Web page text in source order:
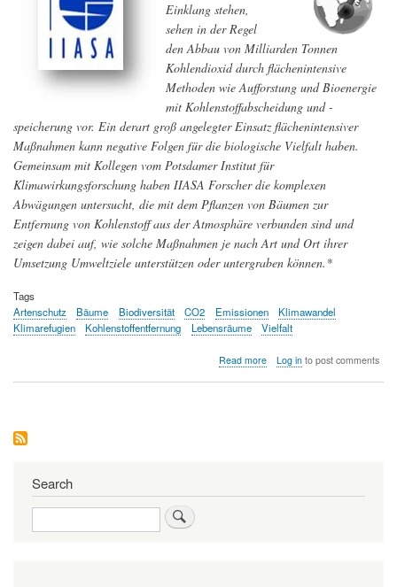
Einklang stehen,
sehen in der Regel
den Abbau von Milliarden Tonnen
Kohlendioxid durch flächenintensive
Methoden wie Aufforstung und Bioenergie
mit Kohlenstoffabscheidung und -
speicherung vor. Ein derart groß angelegter Einsatz flächenintensiver
Maßnahmen kann negative Folgen für die biologische Vielfalt haben.
Gemeinsam mit Kollegen vom Potsdamer Institut für
Klimawirkungsforschung haben IIASA Forscher die komplexen
Abwägungen untersucht, die mit dem Pflanzen von Bäumen zur
Entfernung von Kohlenstoff aus der Atmosphäre verbunden sind und
zeigen dabei auf, wie solche Maßnahmen je nach Art und Ort ihrer
Umsetzung Umweltziele unterstützen oder untergraben können.*
Tags
Artenschutz
Bäume Biodiversität CO2 Emissionen
Klimawandel
Klimarefugien
Kohlenstoffentfernung Lebensräume Vielfalt
Read moreabout
schaden
Log into post comments
Search
Search